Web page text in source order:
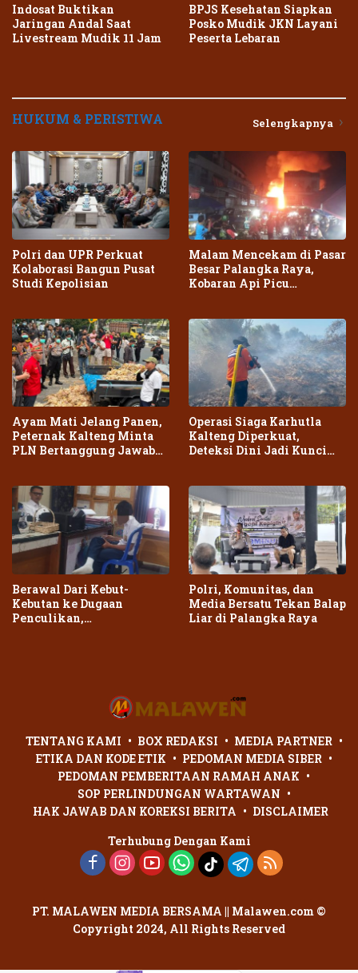
Indosat Buktikan
Jaringan Andal Saat
Livestream Mudik 11 Jam
BPJS Kesehatan Siapkan
Posko Mudik JKN Layani
Peserta Lebaran
HUKUM & PERISTIWA Selengkapnya
Polri dan UPR Perkuat
Kolaborasi Bangun Pusat
Studi Kepolisian
Malam Mencekam di Pasar
Besar Palangka Raya,
Kobaran Api Picu
Ayam Mati Jelang Panen,
Peternak Kalteng Minta
PLN Bertanggung Jawab
Operasi Siaga Karhutla
Kalteng Diperkuat,
Deteksi Dini Jadi Kunci
Berawal Dari Kebut-
Kebutan ke Dugaan
Penculikan,
Polri, Komunitas, dan
Media Bersatu Tekan Balap
Liar di Palangka Raya
TENTANG KAMI BOX REDAKSI
MEDIA PARTNER
ETIKA DAN KODE ETIK
PEDOMAN MEDIA SIBER
PEDOMAN PEMBERITAAN RAMAH ANAK
SOP PERLINDUNGAN WARTAWAN
HAK JAWAB DAN KOREKSI BERITA
DISCLAIMER
Terhubung Dengan Kami
PT. MALAWEN MEDIA BERSAMA || Malawen.com ©
Copyright 2024, All Rights Reserved